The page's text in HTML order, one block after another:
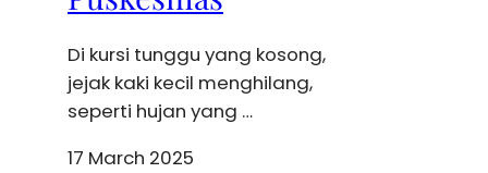
Di kursi tunggu yang kosong,
jejak kaki kecil menghilang,
seperti hujan yang …
17 March 2025